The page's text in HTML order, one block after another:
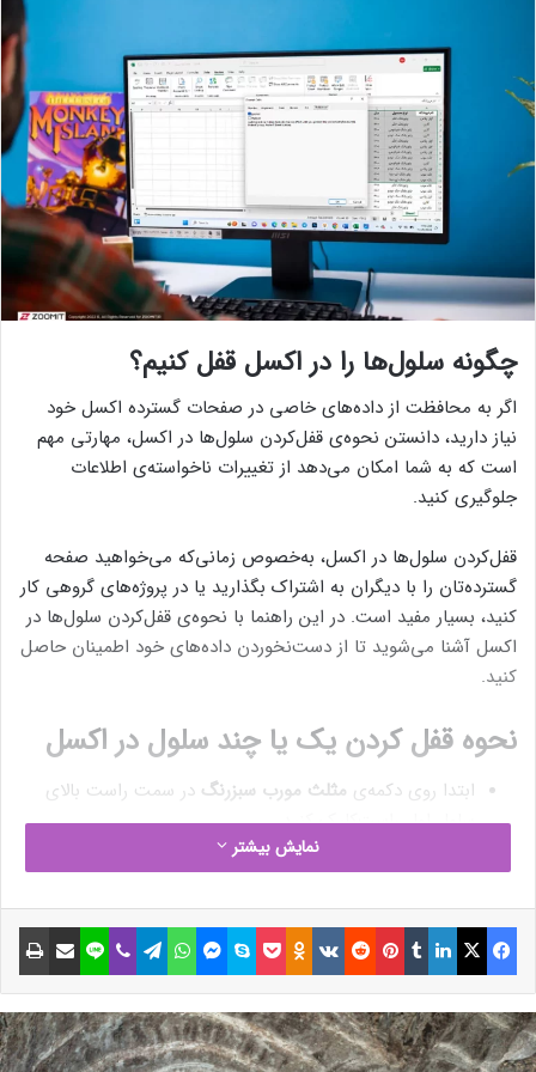
چگونه سلول‌ها را در اکسل قفل کنیم؟
اگر به محافظت از داده‌های خاصی در صفحات گسترده اکسل خود
نیاز دارید، دانستن نحوه‌ی قفل‌کردن سلول‌ها در اکسل، مهارتی مهم
است که به شما امکان می‌دهد از تغییرات ناخواسته‌ی اطلاعات
جلوگیری کنید.
قفل‌کردن سلول‌ها در اکسل، به‌خصوص زمانی‌که می‌خواهید صفحه
گسترده‌تان را با دیگران به اشتراک بگذارید یا در پروژه‌های گروهی کار
کنید، بسیار مفید است. در این راهنما با نحوه‌ی قفل‌کردن سلول‌ها در
اکسل آشنا می‌شوید تا از دست‌نخوردن داده‌های خود اطمینان حاصل
کنید.
نحوه‌ قفل‌ کردن یک یا چند سلول در اکسل
ابتدا روی دکمه‌ی مثلث مورب سبزرنگ در سمت راست بالای
سلول اول راست‌کلیک کنید.
سال 2024
نمایش بیشتر
فیسبوک ایکس لینکداین تامبلر پینتریست Reddit
VKontakte
Odnoklassniki پاکت اسکایپ مسنجر واتس آپ تلگرام وایبر لاین اشتراک گذاری با ایمیل